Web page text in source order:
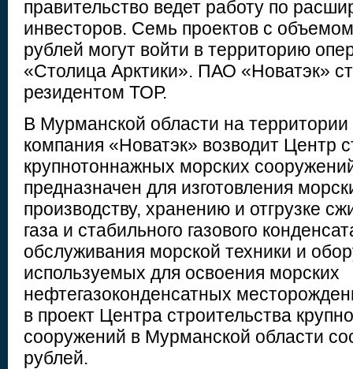
правительство ведет работу по
инвесторов. Семь проектов с
рублей могут войти в территорию
«Столица Арктики». ПАО «Новатэк»
резидентом ТОР.
В Мурманской области на
компания «Новатэк» возводит Центр
крупнотоннажных морских
предназначен для изготовления
производству, хранению и отгрузке
газа и стабильного газового
обслуживания морской техники и
используемых для освоения морских
нефтегазоконденсатных
в проект Центра строительства
сооружений в Мурманской области
рублей.